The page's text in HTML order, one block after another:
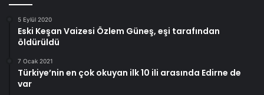
5 Eylül 2020
Eski Keşan Vaizesi Özlem Güneş, eşi tarafından
öldürüldü
7 Ocak 2021
Türkiye’nin en çok okuyan ilk 10 ili arasında Edirne de
var